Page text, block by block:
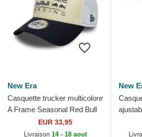
New Era
Casquette trucker multicolore
A Frame Seasonal Red Bull
Racing Formula 1 New Era
EUR 33,95
Livraison 14 - 18 aout
New